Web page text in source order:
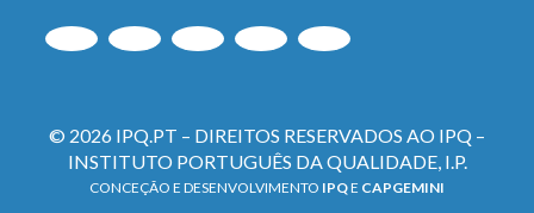
© 2026 IPQ.PT – DIREITOS RESERVADOS AO IPQ –
INSTITUTO PORTUGUÊS DA QUALIDADE, I.P.
CONCEÇÃO E DESENVOLVIMENTO IPQE CAPGEMINI